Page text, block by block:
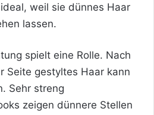
weil sie dünnes Haar
lassen.
spielt eine Rolle. Nach
Seite gestyltes Haar kann
Sehr streng
zeigen dünnere Stellen